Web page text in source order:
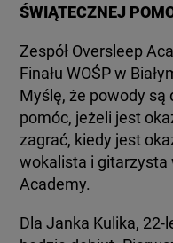
ŚWIĄTECZNEJ
Zespół Oversleep
Finału WOŚP w
Myślę, że powody
pomóc, jeżeli jest
zagrać, kiedy jest
wokalista i gitarzysta
Academy.
Dla Janka Kulika,